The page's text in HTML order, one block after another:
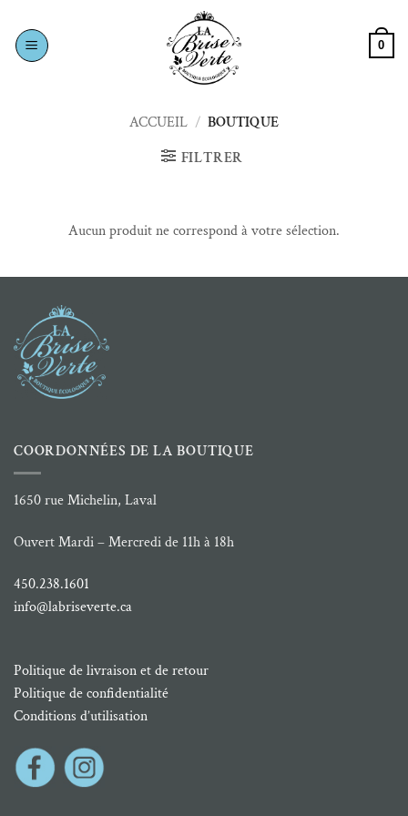
contenu
0
ACCUEIL / BOUTIQUE
FILTRER
Aucun produit ne correspond à votre sélection.
COORDONNÉES DE LA BOUTIQUE
1650 rue Michelin, Laval
Ouvert Mardi – Mercredi de 11h à 18h
450.238.1601
info@labriseverte.ca
Politique de livraison et de retour
Politique de confidentialité
Conditions d’utilisation